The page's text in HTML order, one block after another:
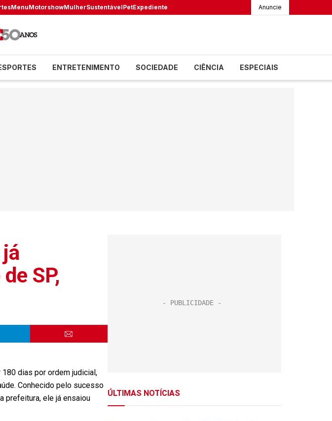
MenuMotorshowMulherSustentávelPetExpediente Anuncie
ENTRETENIMENTO SOCIEDADE CIÊNCIA ESPECIAIS
SP,
dias por ordem judicial,
Conhecido pelo sucesso
prefeitura, ele já ensaiou